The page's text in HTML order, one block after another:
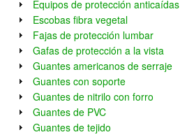
Equipos de protección anticaídas
Escobas fibra vegetal
Fajas de protección lumbar
Gafas de protección a la vista
Guantes americanos de serraje
Guantes con soporte
Guantes de nitrilo con forro
Guantes de PVC
Guantes de tejido